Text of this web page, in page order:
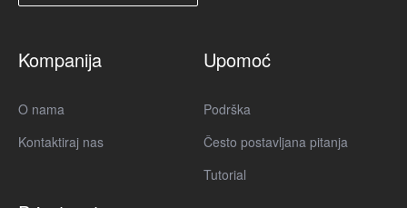
Kompanija
O nama
Kontaktiraj nas
Upomoć
Podrška
Često postavljana pitanja
Tutorial